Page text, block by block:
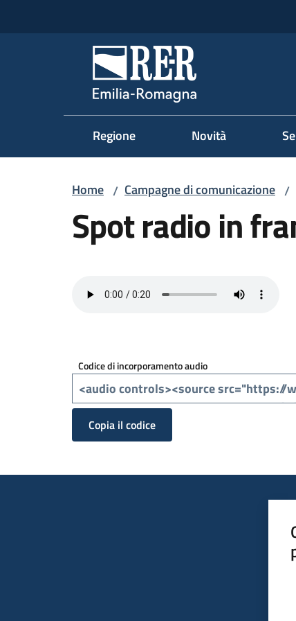
Regione Emilia-
Regione Novità
Home / Campagne di comunicazione /
Spot radio in
Codice di incorporamento audio
Copia il codice